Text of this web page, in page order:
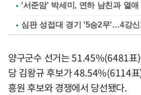
'서준맘' 박세미, 연하 남친과 열애
심판 성접대 경기 '5승2무'…4강
양구군수 선거는 51.45%(6481표
당 김왕규 후보가 48.54%(6114표
흥원 후보와 경쟁에서 당선됐다.